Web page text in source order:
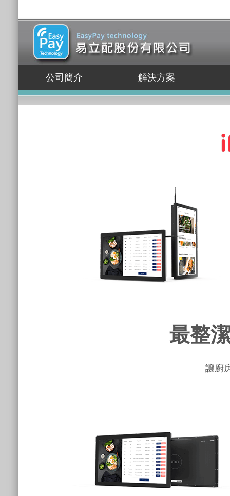
公司簡介 解決方案
最整
讓廚